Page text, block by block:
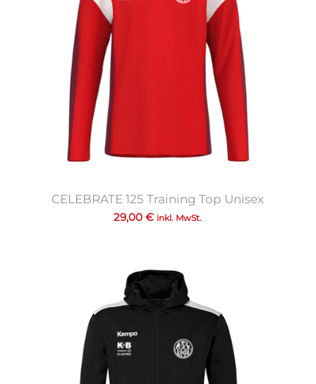
CELEBRATE 125 Training Top Unisex
29,00€ inkl. MwSt.